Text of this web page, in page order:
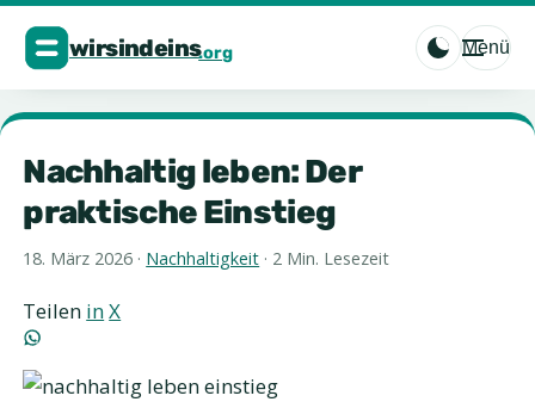
Menü
Nachhaltig leben: Der
praktische Einstieg
18. März 2026 · Nachhaltigkeit · 2 Min. Lesezeit
Teilen inX